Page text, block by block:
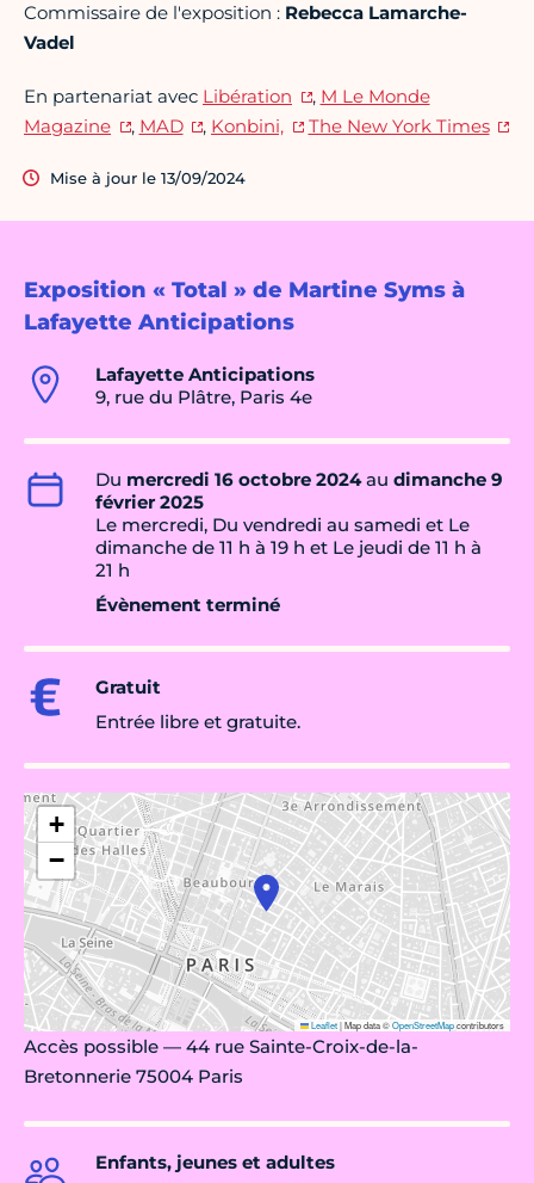
Exposition « Total » de Martine Syms à
Lafayette Anticipations
Lafayette Anticipations
9, rue du Plâtre, Paris 4e
Du mercredi 16 octobre 2024au dimanche 9
février 2025
Le mercredi, Du vendredi au samedi et Le
dimanche de 11 h à 19 h et Le jeudi de 11 h à
21 h
Évènement terminé
Gratuit
Entrée libre et gratuite.
+
−
Leaflet|Map data ©OpenStreetMapcontributors
Accès possible — 44 rue Sainte-Croix-de-la-
Bretonnerie 75004 Paris
Enfants, jeunes et adultes
Commissaire de l'exposition : Rebecca Lamarche-
Vadel
En partenariat avec Libération , M Le Monde
Magazine
, MAD , Konbini, The New York Times
Mise à jour le 13/09/2024